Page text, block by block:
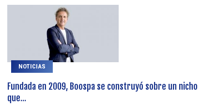
NOTICIAS
Fundada en 2009, Boospa se construyó sobre un nicho
que...